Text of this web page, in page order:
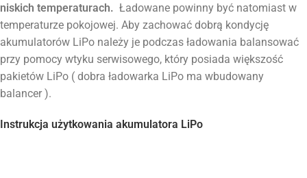
niskich temperaturach. Ładowane powinny być natomiast w
temperaturze pokojowej. Aby zachować dobrą kondycję
akumulatorów LiPo należy je podczas ładowania balansować
przy pomocy wtyku serwisowego, który posiada większość
pakietów LiPo ( dobra ładowarka LiPo ma wbudowany
balancer ).
Instrukcja użytkowania akumulatora LiPo